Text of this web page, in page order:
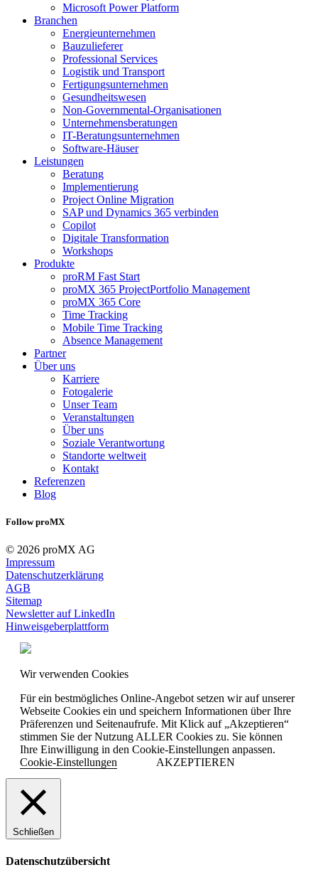
Microsoft Power Platform
Branchen
Energieunternehmen
Bauzulieferer
Professional Services
Logistik und Transport
Fertigungsunternehmen
Gesundheitswesen
Non-Governmental-Organisationen
Unternehmensberatungen
IT-Beratungsunternehmen
Software-Häuser
Leistungen
Beratung
Implementierung
Project Online Migration
SAP und Dynamics 365 verbinden
Copilot
Digitale Transformation
Workshops
Produkte
proRM Fast Start
proMX 365 ProjectPortfolio Management
proMX 365 Core
Time Tracking
Mobile Time Tracking
Absence Management
Partner
Über uns
Karriere
Fotogalerie
Unser Team
Veranstaltungen
Über uns
Soziale Verantwortung
Standorte weltweit
Kontakt
Referenzen
Blog
Follow proMX
© 2026 proMX AG
Impressum
Datenschutzerklärung
AGB
Sitemap
Newsletter auf LinkedIn
Hinweisgeberplattform
Wir verwenden Cookies
Für ein bestmögliches Online-Angebot setzen wir auf unserer
Webseite Cookies ein und speichern Informationen über Ihre
Präferenzen und Seitenaufrufe. Mit Klick auf „Akzeptieren“
stimmen Sie der Nutzung ALLER Cookies zu. Sie können
Ihre Einwilligung in den Cookie-Einstellungen anpassen.
Cookie-Einstellungen
AKZEPTIEREN
Schließen
Datenschutzübersicht